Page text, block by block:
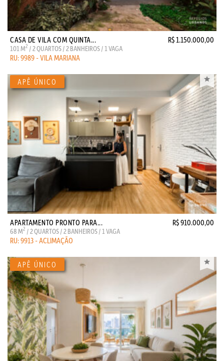
CASA DE VILA COM QUINTA... R$ 1.150.000,00
101 M2 / 2 QUARTOS / 2 BANHEIROS / 1 VAGA
RU: 9989 - VILA MARIANA
APARTAMENTO PRONTO PARA... R$ 910.000,00
68 M2 / 2 QUARTOS / 2 BANHEIROS / 1 VAGA
RU: 9913 - ACLIMAÇÃO